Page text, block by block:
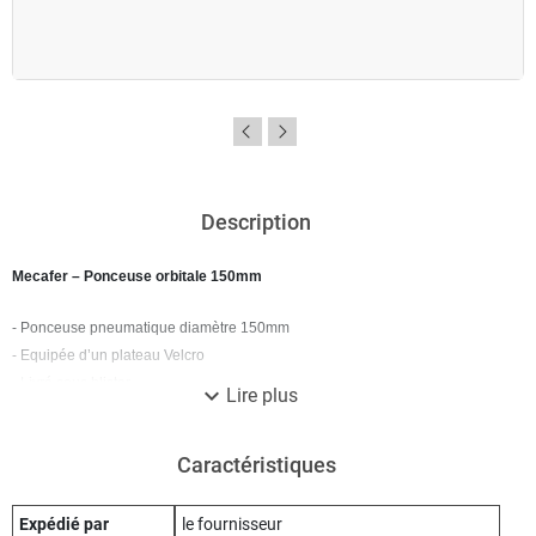
Description
Mecafer – Ponceuse orbitale 150mm
- Ponceuse pneumatique diamètre 150mm
- Equipée d’un plateau Velcro
expand_more Lire plus
Caractéristiques
Expédié par le fournisseur